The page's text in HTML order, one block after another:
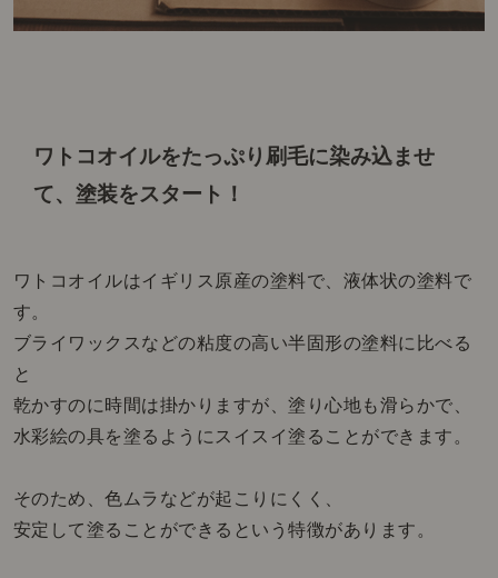
ワトコオイルをたっぷり刷毛に染み込ませ
て、塗装をスタート！
ワトコオイルはイギリス原産の塗料で、液体状の塗料で
す。
ブライワックスなどの粘度の高い半固形の塗料に比べる
と
乾かすのに時間は掛かりますが、塗り心地も滑らかで、
水彩絵の具を塗るようにスイスイ塗ることができます。
そのため、色ムラなどが起こりにくく、
安定して塗ることができるという特徴があります。